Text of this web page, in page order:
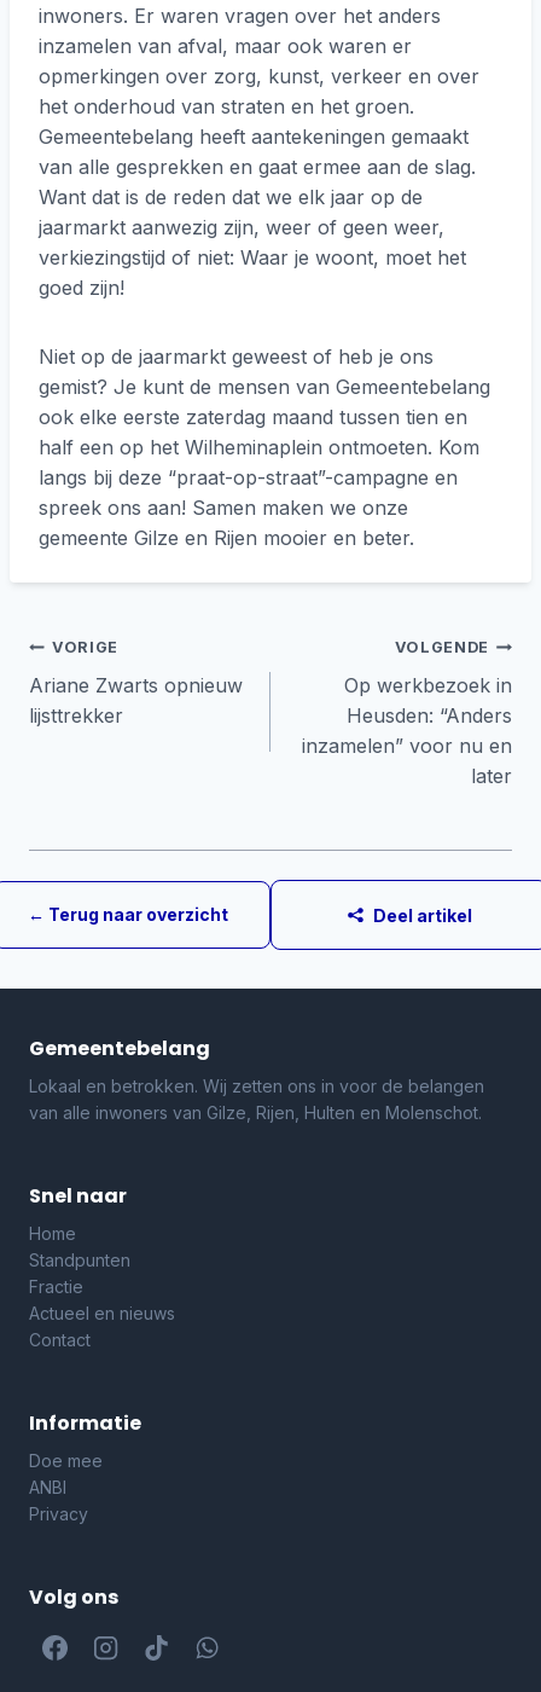
inwoners. Er waren vragen over het anders
inzamelen van afval, maar ook waren er
opmerkingen over zorg, kunst, verkeer en over
het onderhoud van straten en het groen.
Gemeentebelang heeft aantekeningen gemaakt
van alle gesprekken en gaat ermee aan de slag.
Want dat is de reden dat we elk jaar op de
jaarmarkt aanwezig zijn, weer of geen weer,
verkiezingstijd of niet: Waar je woont, moet het
goed zijn!
Niet op de jaarmarkt geweest of heb je ons
gemist? Je kunt de mensen van Gemeentebelang
ook elke eerste zaterdag maand tussen tien en
half een op het Wilheminaplein ontmoeten. Kom
langs bij deze “praat-op-straat”-campagne en
spreek ons aan! Samen maken we onze
gemeente Gilze en Rijen mooier en beter.
Bericht
navigatie
VORIGE
Ariane Zwarts opnieuw
lijsttrekker
VOLGENDE
Op werkbezoek in
Heusden: “Anders
inzamelen” voor nu en
later
← Terug naar overzicht Deel artikel
Gemeentebelang
Lokaal en betrokken. Wij zetten ons in voor de belangen
van alle inwoners van Gilze, Rijen, Hulten en Molenschot.
Snel naar
Home
Standpunten
Fractie
Actueel en nieuws
Contact
Informatie
Doe mee
ANBI
Privacy
Volg ons